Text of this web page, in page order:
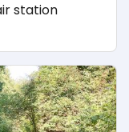
station